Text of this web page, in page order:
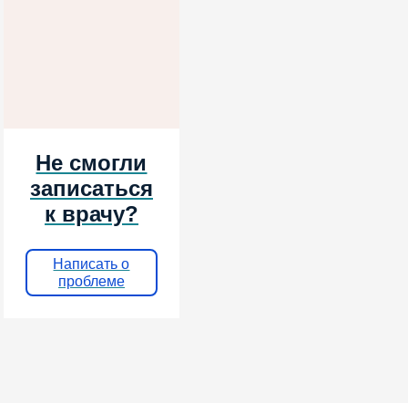
Не смогли
записаться
к врачу?
Написать о
проблеме